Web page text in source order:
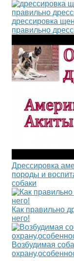
дрессировка
правильно
Дрессировка
породы и
собаки
Как правильно
него!
Возбудимая